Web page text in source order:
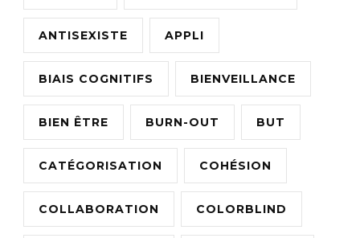
ANTISEXISTE APPLI
BIAIS COGNITIFS BIENVEILLANCE
BIEN ÊTRE BURN-OUT BUT
CATÉGORISATION COHÉSION
COLLABORATION COLORBLIND